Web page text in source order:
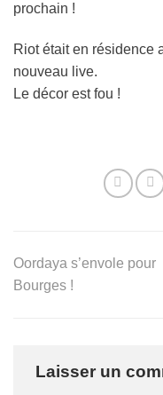
prochain !
Riot était en résidence
nouveau live.
Le décor est fou !
Oordaya s’envole pour
Bourges !
Laisser un